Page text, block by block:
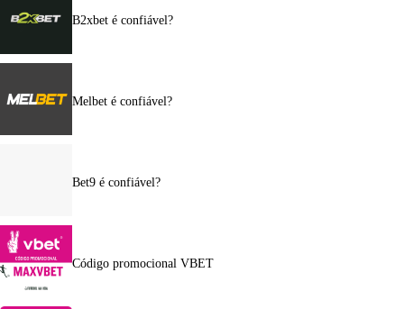
B2xbet é confiável?
Melbet é confiável?
Bet9 é confiável?
Código promocional VBET